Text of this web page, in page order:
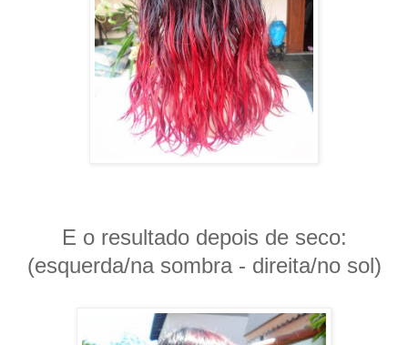
E o resultado depois de seco:
(esquerda/na sombra - direita/no sol)